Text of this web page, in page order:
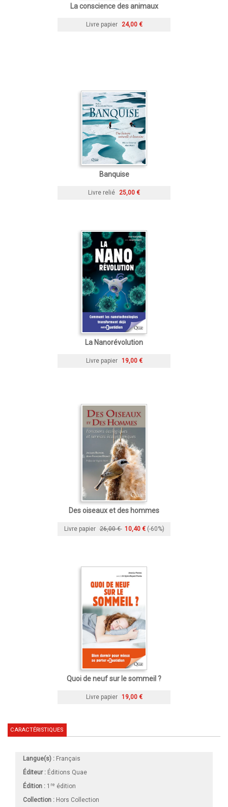
La conscience des animaux
Livre papier 24,00 €
Banquise
Livre relié 25,00 €
La Nanorévolution
Livre papier 19,00 €
Des oiseaux et des hommes
Livre papier 26,00 € 10,40 € (-60%)
Quoi de neuf sur le sommeil ?
Livre papier 19,00 €
CARACTÉRISTIQUES
Langue(s) : Français
Éditeur : Éditions Quae
Édition : 1 re édition
Collection : Hors Collection